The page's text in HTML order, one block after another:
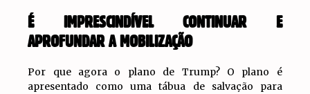
É IMPRESCINDÍVEL CONTINUAR E
APROFUNDAR A MOBILIZAÇÃO
Por que agora o plano de Trump? O plano é
apresentado como uma tábua de salvação para